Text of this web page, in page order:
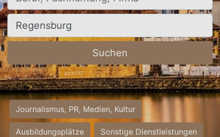
Ort, Stadt
Suchen
Journalismus, PR, Medien, Kultur
Ausbildungsplätze Sonstige Dienstleistungen